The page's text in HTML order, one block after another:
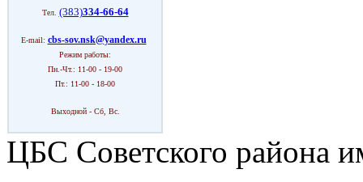
Тел. (383)334-66-64
E-mail: cbs-sov.nsk@yandex.ru
Режим работы:
Пн.-Чт.: 11-00 - 19-00
Пт.: 11-00 - 18-00
Выходной - Сб, Вс.
ЦБС Советского района